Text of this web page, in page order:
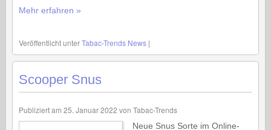
Mehr erfahren »
Veröffentlicht unterTabac-Trends News |
Scooper Snus
Publiziert am 25. Januar 2022 von Tabac-Trends
Neue Snus Sorte im Online-